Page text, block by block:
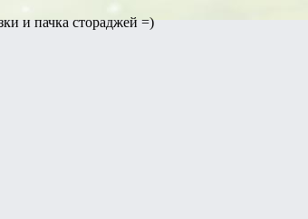
и пачка стораджей =)